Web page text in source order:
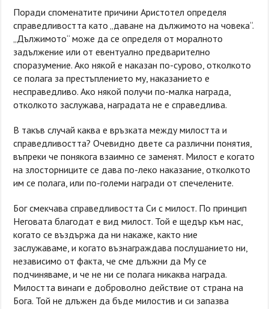
Поради споменатите причини Аристотел определя
справедливостта като „даване на дължимото на човека“.
„Дължимото“ може да се определя от моралното
задължение или от евентуално предварително
споразумение. Ако някой е наказан по-сурово, отколкото
се полага за престъплението му, наказанието е
несправедливо. Ако някой получи по-малка награда,
отколкото заслужава, наградата не е справедлива.
В такъв случай каква е връзката между милостта и
справедливостта? Очевидно двете са различни понятия,
въпреки че понякога взаимно се заменят. Милост е когато
на злосторниците се дава по-леко наказание, отколкото
им се полага, или по-големи награди от спечелените.
Бог смекчава справедливостта Си с милост. По принцип
Неговата благодат е вид милост. Той е щедър към нас,
когато се въздържа да ни накаже, както ние
заслужаваме, и когато възнаграждава послушанието ни,
независимо от факта, че сме длъжни да Му се
подчиняваме, и че не ни се полага никаква награда.
Милостта винаги е доброволно действие от страна на
Бога. Той не длъжен да бъде милостив и си запазва